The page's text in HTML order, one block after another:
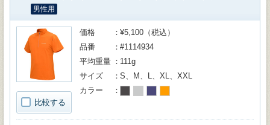
男性用
比較する
価格
¥5,100（税込）
品番
#1114934
平均重量
111g
サイズ
S、M、L、XL、XXL
カラー